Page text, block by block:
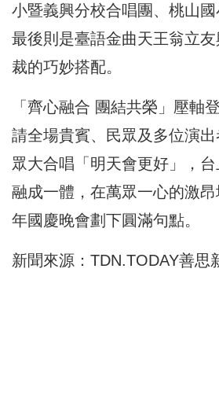
小暨義興分校合唱團、桃山國
最後則是臺語金曲天王翁立
裁的巧妙搭配。
「齊心融合 團結共榮」壓軸
請全場貴賓、民眾及多位演
眾大合唱「明天會更好」，
融成一體，在萬眾一心的激
年國慶晚會劃下圓滿句點。
新聞來源： TDN.TODAY善思